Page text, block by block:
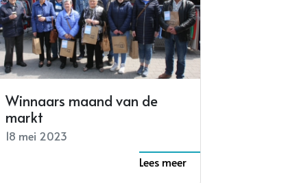
Winnaars maand van de
markt
18 mei 2023
Lees meer